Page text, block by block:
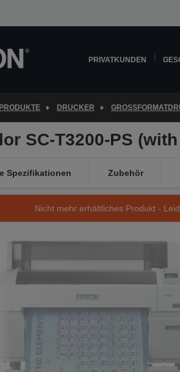
PRIVATKUNDEN
PRODUKTE DRUCKER
SC-T3200-PS
Spezifikationen Zubehör
Nicht mehr erhältliches Produkt -